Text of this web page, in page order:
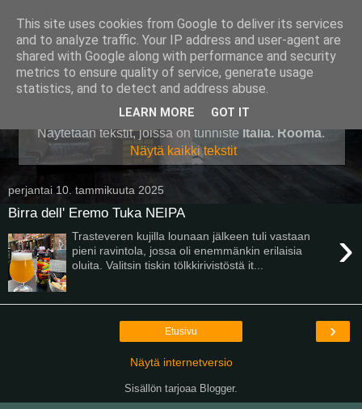
Pullollinen
Näytetään tekstit, joissa on tunniste Italia. Rooma.
Näytä kaikki tekstit
perjantai 10. tammikuuta 2025
Birra dell' Eremo Tuka NEIPA
›
Trasteveren kujilla lounaan jälkeen tuli vastaan
pieni ravintola, jossa oli enemmänkin erilaisia
oluita. Valitsin tiskin tölkkirivistöstä it...
›
Etusivu
Näytä internetversio
Sisällön tarjoaa Blogger.
This site uses cookies from Google to deliver its services
and to analyze traffic. Your IP address and user-agent are
shared with Google along with performance and security
metrics to ensure quality of service, generate usage
statistics, and to detect and address abuse.
LEARN MORE GOT IT